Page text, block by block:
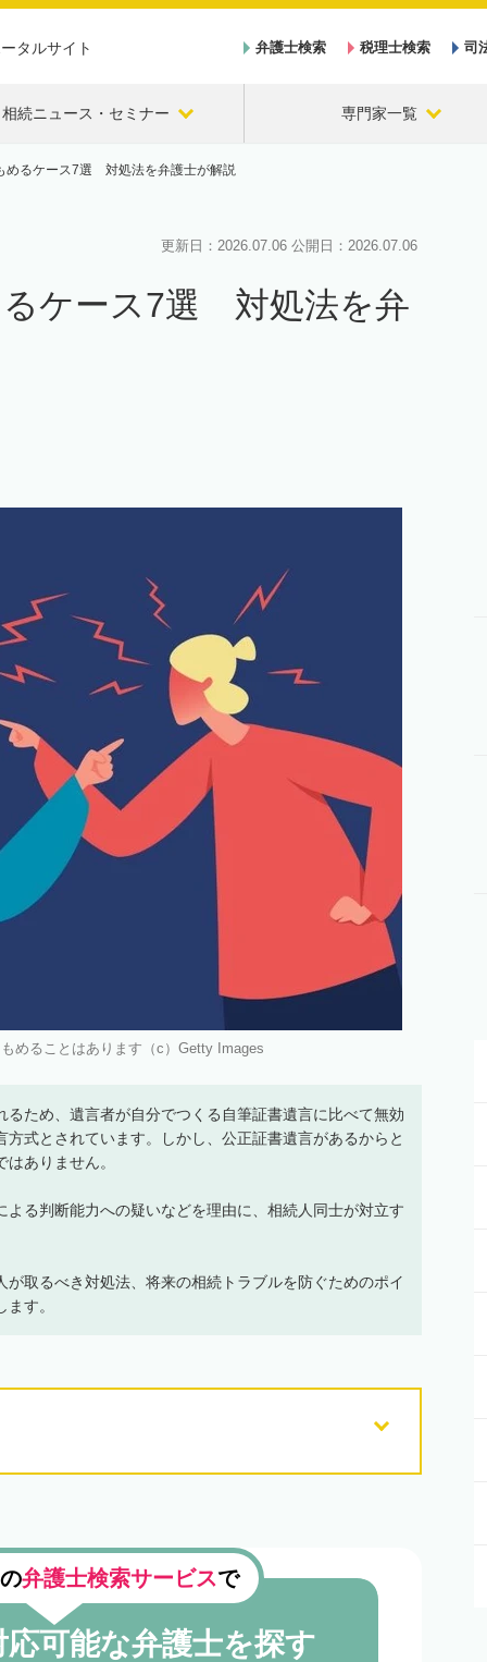
タルサイト 弁護士検索 税理士検索 司
相続ニュース・セミナー 専門家一覧
めるケース7選 対処法を弁護士が解説
更新日： 2026.07.06 公開日： 2026.07.06
ケース7選 対処法を弁
めることはあります（c）Getty Images
ため、遺言者が自分でつくる自筆証書遺言に比べて無効
式とされています。しかし、公正証書遺言があるからと
ありません。
る判断能力への疑いなどを理由に、相続人同士が対立す
取るべき対処法、将来の相続トラブルを防ぐためのポイ
す。
弁護士検索サービスで
可能な弁護士を探す